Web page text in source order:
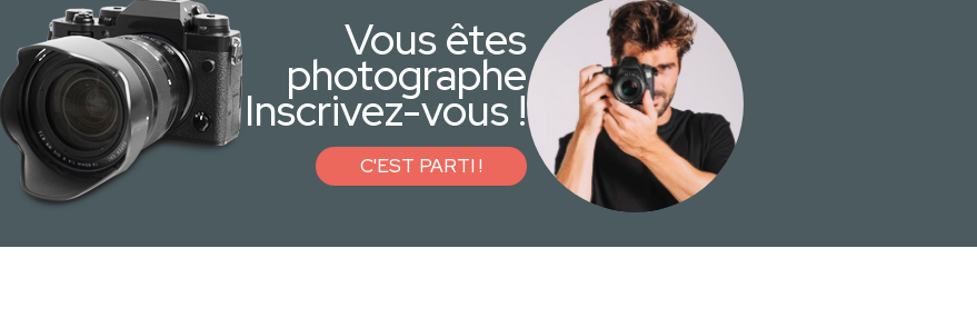
Vous êtes
photographe
Inscrivez-vous !
C'EST PARTI !